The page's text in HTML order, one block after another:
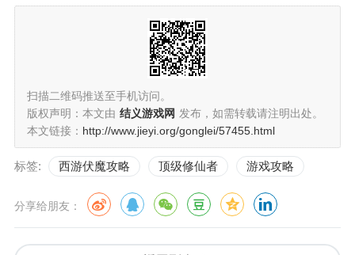
扫描二维码推送至手机访问。
版权声明：本文由 结义游戏网 发布，如需转载请注明出处。
本文链接： http://www.jieyi.org/gonglei/57455.html
标签: 西游伏魔攻略 顶级修仙者 游戏攻略
分享给朋友：